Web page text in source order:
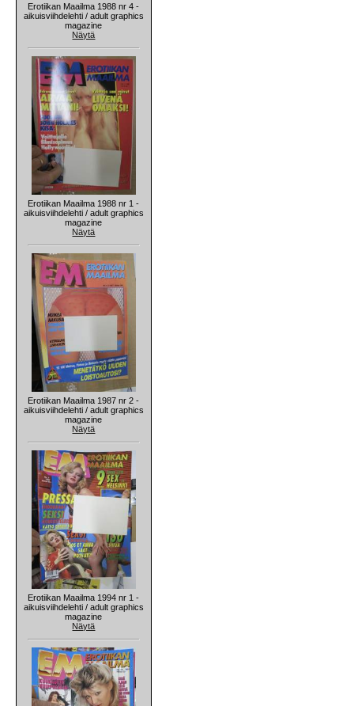
Erotiikan Maailma 1988 nr 4 -
aikuisviihdelehti / adult graphics
magazine
Näytä
Erotiikan Maailma 1988 nr 1 -
aikuisviihdelehti / adult graphics
magazine
Näytä
Erotiikan Maailma 1987 nr 2 -
aikuisviihdelehti / adult graphics
magazine
Näytä
Erotiikan Maailma 1994 nr 1 -
aikuisviihdelehti / adult graphics
magazine
Näytä